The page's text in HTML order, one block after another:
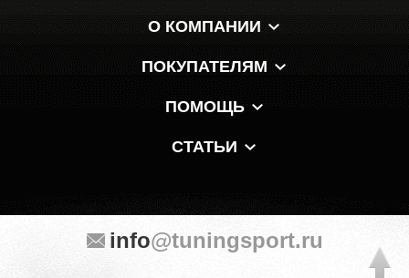
О КОМПАНИИ
ПОКУПАТЕЛЯМ
ПОМОЩЬ
СТАТЬИ
info@tuningsport.ru